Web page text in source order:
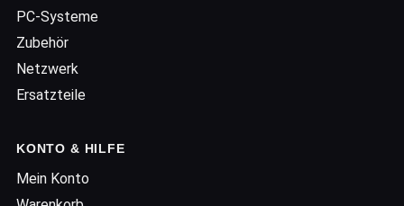
PC-Systeme
Zubehör
Netzwerk
Ersatzteile
KONTO & HILFE
Mein Konto